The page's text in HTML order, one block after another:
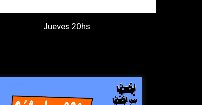
Jueves 20hs